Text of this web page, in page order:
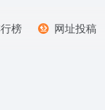
榜 网址投稿